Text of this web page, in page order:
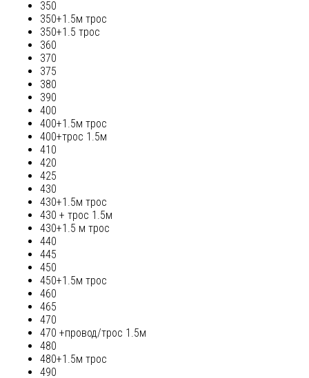
350
350+1.5м трос
350+1.5 трос
360
370
375
380
390
400
400+1.5м трос
400+трос 1.5м
410
420
425
430
430+1.5м трос
430 + трос 1.5м
430+1.5 м трос
440
445
450
450+1.5м трос
460
465
470
470 +провод/трос 1.5м
480
480+1.5м трос
490